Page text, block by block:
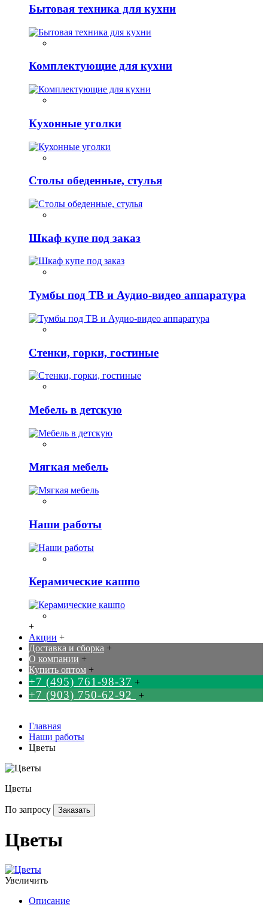
Бытовая техника для кухни
Комплектующие для кухни
Кухонные уголки
Столы обеденные, стулья
Шкаф купе под заказ
Тумбы под ТВ и Аудио-видео аппаратура
Стенки, горки, гостиные
Мебель в детскую
Мягкая мебель
Наши работы
Керамические кашпо
+
Акции +
Доставка и сборка +
О компании +
Купить оптом +
+7 (495) 761-98-37 +
+7 (903) 750-62-92 +
Главная
Наши работы
Цветы
Цветы
По запросу Заказать
Цветы
Увеличить
Описание